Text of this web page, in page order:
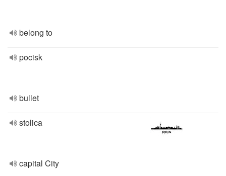
belong to
pocisk
bullet
stolica
capital City